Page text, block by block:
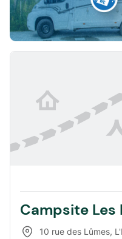
Campsite Les
10 rue des Lûmes,